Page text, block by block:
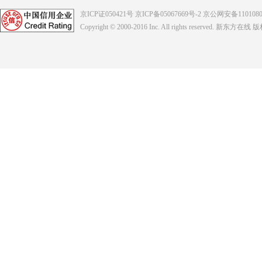
京ICP证050421号 京ICP备05067669号-2 京公网安备
Copyright © 2000-2016 Inc. All rights reserved. 新东方在线